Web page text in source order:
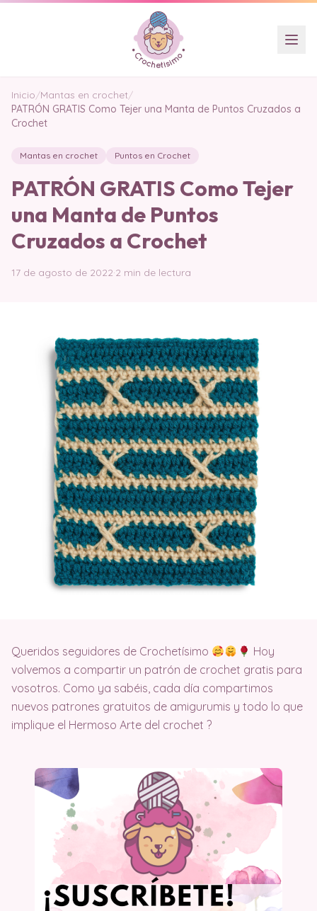
Inicio/Mantas en crochet/
PATRÓN GRATIS Como Tejer una Manta de Puntos Cruzados a
Crochet
Mantas en crochet Puntos en Crochet
PATRÓN GRATIS Como Tejer
una Manta de Puntos
Cruzados a Crochet
17 de agosto de 2022·2 min de lectura
Queridos seguidores de Crochetísimo
Hoy
volvemos a compartir un patrón de crochet gratis para
vosotros. Como ya sabéis, cada día compartimos
nuevos patrones gratuitos de amigurumis y todo lo que
implique el Hermoso Arte del crochet ?​